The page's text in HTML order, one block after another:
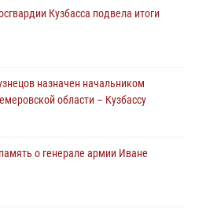
виновника причинения
повредившего имущество
действия и защитили
знакомого
Кузбасса подвела итоги
назначен начальником
области – Кузбассу
о генерале армии Иване